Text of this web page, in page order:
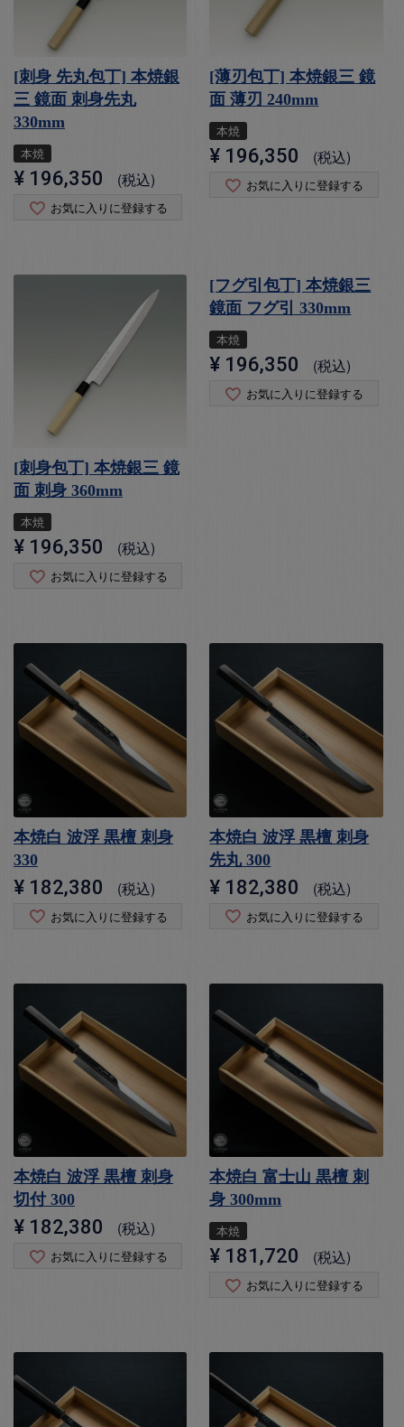
[刺身 先丸包丁] 本焼銀
三 鏡面 刺身先丸
330mm
本焼
¥ 196,350 税込
お気に入りに登録する
[薄刃包丁] 本焼銀三 鏡
面 薄刃 240mm
本焼
¥ 196,350 税込
お気に入りに登録する
[刺身包丁] 本焼銀三 鏡
面 刺身 360mm
本焼
¥ 196,350 税込
お気に入りに登録する
[フグ引包丁] 本焼銀三
鏡面 フグ引 330mm
本焼
¥ 196,350 税込
お気に入りに登録する
本焼白 波浮 黒檀 刺身
330
¥ 182,380 税込
お気に入りに登録する
本焼白 波浮 黒檀 刺身
先丸 300
¥ 182,380 税込
お気に入りに登録する
本焼白 波浮 黒檀 刺身
切付 300
¥ 182,380 税込
お気に入りに登録する
本焼白 富士山 黒檀 刺
身 300mm
本焼
¥ 181,720 税込
お気に入りに登録する